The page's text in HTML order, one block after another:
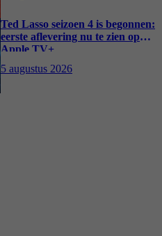
Ted Lasso seizoen 4 is begonnen:
eerste aflevering nu te zien op
Apple TV+
5 augustus 2026